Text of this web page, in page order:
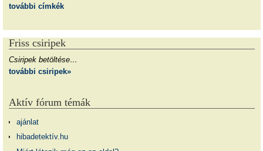
további címkék
Friss csiripek
Csiripek betöltése…
további csiripek»
Aktív fórum témák
ajánlat
hibadetektív.hu